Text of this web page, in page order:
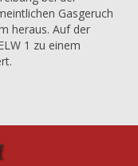
Gasgeruch
heraus. Auf der
1 zu einem